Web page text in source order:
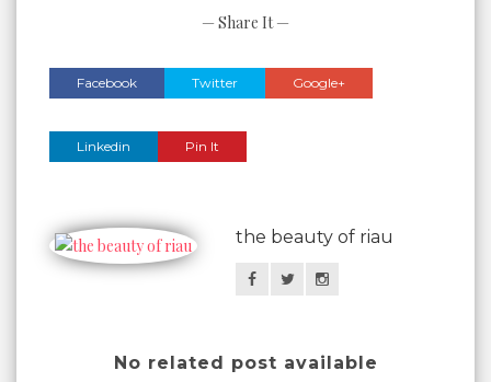
— Share It —
Facebook Twitter Google+
Linkedin Pin It
the beauty of riau
No related post available